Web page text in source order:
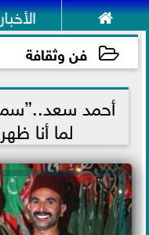
 الأخبار
فن وثقافة
2021-07-21 14:09:34
أحمد
لما أنا